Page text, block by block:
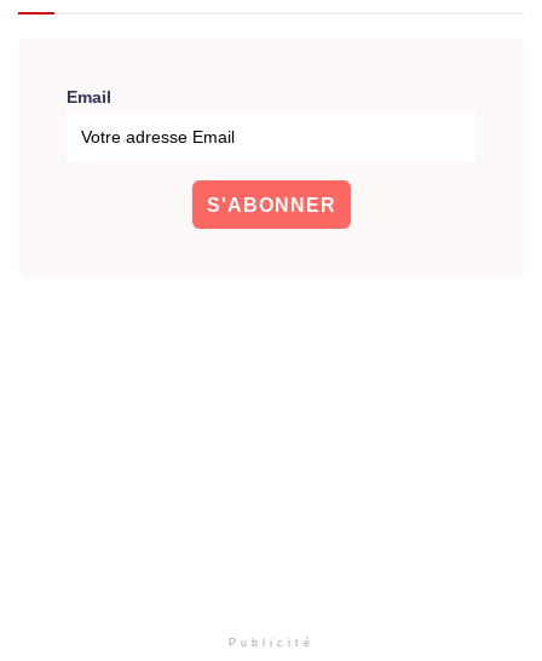
Email
Publicité